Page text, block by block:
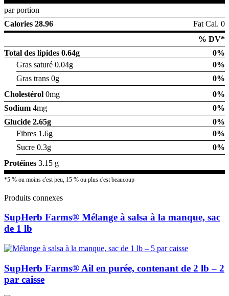
par portion
Calories 28.96
Fat Cal. 0
% DV*
Total des lipides 0.64g
0%
Gras saturé 0.04g
0%
Gras trans 0g
0%
Cholestérol 0mg
0%
Sodium 4mg
0%
Glucide 2.65g
0%
Fibres 1.6g
0%
Sucre 0.3g
0%
Protéines 3.15 g
*5 % ou moins c'est peu, 15 % ou plus c'est beaucoup
Produits connexes
SupHerb Farms® Mélange à salsa à la manque, sac
de 1 lb
SupHerb Farms® Ail en purée, contenant de 2 lb – 2
par caisse